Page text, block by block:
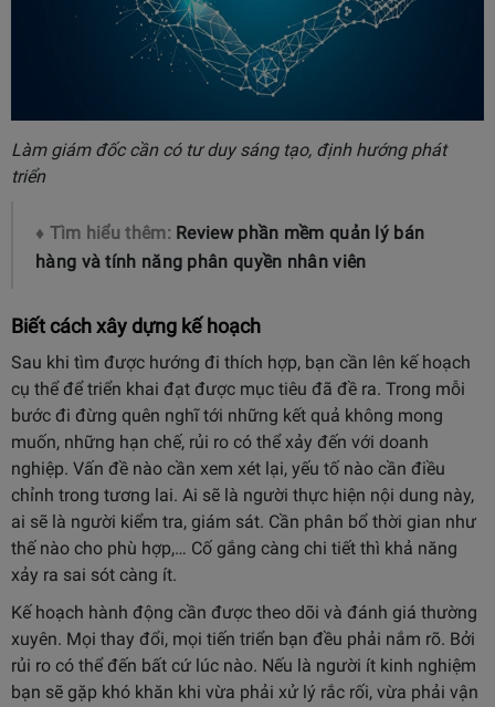
Làm giám đốc cần có tư duy sáng tạo, định hướng phát
triển
♦ Tìm hiểu thêm: Review phần mềm quản lý bán
hàng và tính năng phân quyền nhân viên
Biết cách xây dựng kế hoạch
Sau khi tìm được hướng đi thích hợp, bạn cần lên kế hoạch
cụ thể để triển khai đạt được mục tiêu đã đề ra. Trong mỗi
bước đi đừng quên nghĩ tới những kết quả không mong
muốn, những hạn chế, rủi ro có thể xảy đến với doanh
nghiệp. Vấn đề nào cần xem xét lại, yếu tố nào cần điều
chỉnh trong tương lai. Ai sẽ là người thực hiện nội dung này,
ai sẽ là người kiểm tra, giám sát. Cần phân bổ thời gian như
thế nào cho phù hợp,… Cố gắng càng chi tiết thì khả năng
xảy ra sai sót càng ít.
Kế hoạch hành động cần được theo dõi và đánh giá thường
xuyên. Mọi thay đổi, mọi tiến triển bạn đều phải nắm rõ. Bởi
rủi ro có thể đến bất cứ lúc nào. Nếu là người ít kinh nghiệm
bạn sẽ gặp khó khăn khi vừa phải xử lý rắc rối, vừa phải vận